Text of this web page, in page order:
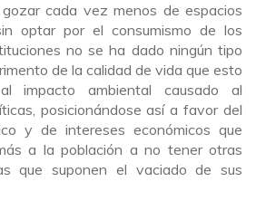
cada vez menos de espacios
optar por el consumismo de los
no se ha dado ningún tipo
de la calidad de vida que esto
impacto ambiental causado al
posicionándose así a favor del
y de intereses económicos que
a la población a no tener otras
que suponen el vaciado de sus